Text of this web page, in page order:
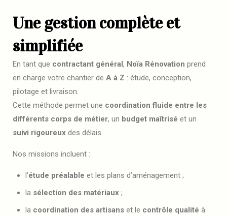
Une gestion complète et
simplifiée
En tant que contractant général, Noïa Rénovation prend
en charge votre chantier de A à Z : étude, conception,
pilotage et livraison.
Cette méthode permet une coordination fluide entre les
différents corps de métier, un budget maîtrisé et un
suivi rigoureux des délais.
Nos missions incluent :
l’étude préalable et les plans d’aménagement ;
la sélection des matériaux ;
la coordination des artisans et le contrôle qualité à